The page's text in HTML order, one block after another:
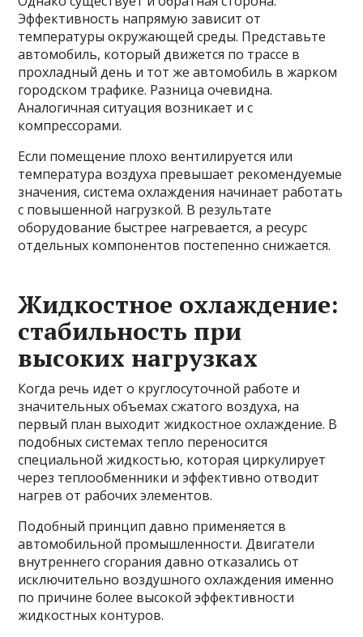
Эффективность напрямую зависит от
температуры окружающей среды. Представьте
автомобиль, который движется по трассе в
прохладный день и тот же автомобиль в жарком
городском трафике. Разница очевидна.
Аналогичная ситуация возникает и с
компрессорами.
Если помещение плохо вентилируется или
температура воздуха превышает рекомендуемые
значения, система охлаждения начинает работать
с повышенной нагрузкой. В результате
оборудование быстрее нагревается, а ресурс
отдельных компонентов постепенно снижается.
Жидкостное охлаждение:
стабильность при
высоких нагрузках
Когда речь идет о круглосуточной работе и
значительных объемах сжатого воздуха, на
первый план выходит жидкостное охлаждение. В
подобных системах тепло переносится
специальной жидкостью, которая циркулирует
через теплообменники и эффективно отводит
нагрев от рабочих элементов.
Подобный принцип давно применяется в
автомобильной промышленности. Двигатели
внутреннего сгорания давно отказались от
исключительно воздушного охлаждения именно
по причине более высокой эффективности
жидкостных контуров.